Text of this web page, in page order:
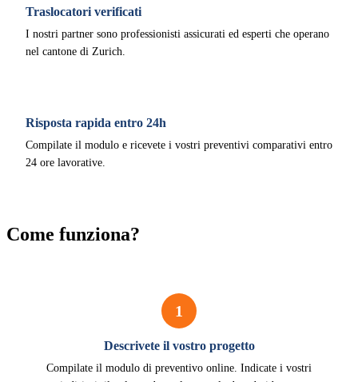
Traslocatori verificati
I nostri partner sono professionisti assicurati ed esperti che operano
nel cantone di Zurich.
Risposta rapida entro 24h
Compilate il modulo e ricevete i vostri preventivi comparativi entro
24 ore lavorative.
Come funziona?
1
Descrivete il vostro progetto
Compilate il modulo di preventivo online. Indicate i vostri